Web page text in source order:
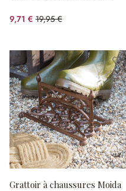
9,71 € 19,95 €
(51.33%spared)
Grattoir à chaussures Moida